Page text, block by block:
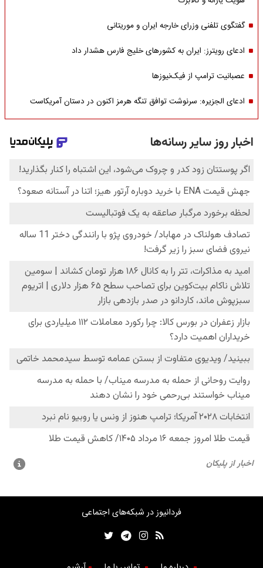
گفتگوی تلفنی وزرای خارجه ایران و موریتانی
ادعای رویترز: ایران به کشورهای خلیج فارس هشدار داد
عصبانیت ترامپ از فیک‌نیوزها
ادعای الجزیره: سرنوشت توافق تنگه هرمز اکنون در دستان آمریکاست
فردانیوز در شبکه‌های اجتماعی